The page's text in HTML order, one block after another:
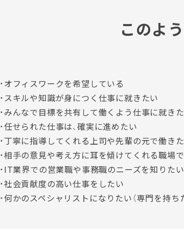
このよ
・オフィスワークを希望している
・スキルや知識が身につく仕事に就きたい
・みんなで目標を共有して働くよう仕事に就き
・任せられた仕事は、確実に進めたい
・丁寧に指導してくれる上司や先輩の元で働き
・相手の意見や考え方に耳を傾けてくれる職場
・IT業界での営業職や事務職のニーズを知りたい
・社会貢献度の高い仕事をしたい
・何かのスペシャリストになりたい（専門を持ち